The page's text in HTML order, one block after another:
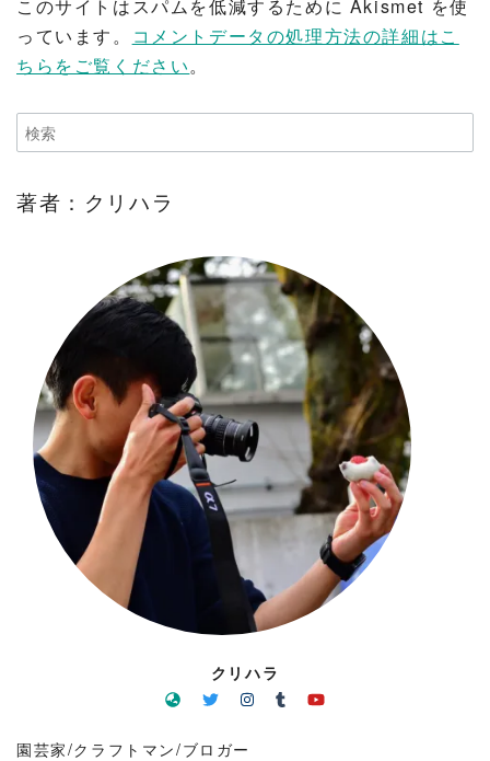
このサイトはスパムを低減するために Akismet を使
っています。
コメントデータの処理方法の詳細はこ
ちらをご覧ください。
著者：クリハラ
クリハラ
園芸家/クラフトマン/ブロガー